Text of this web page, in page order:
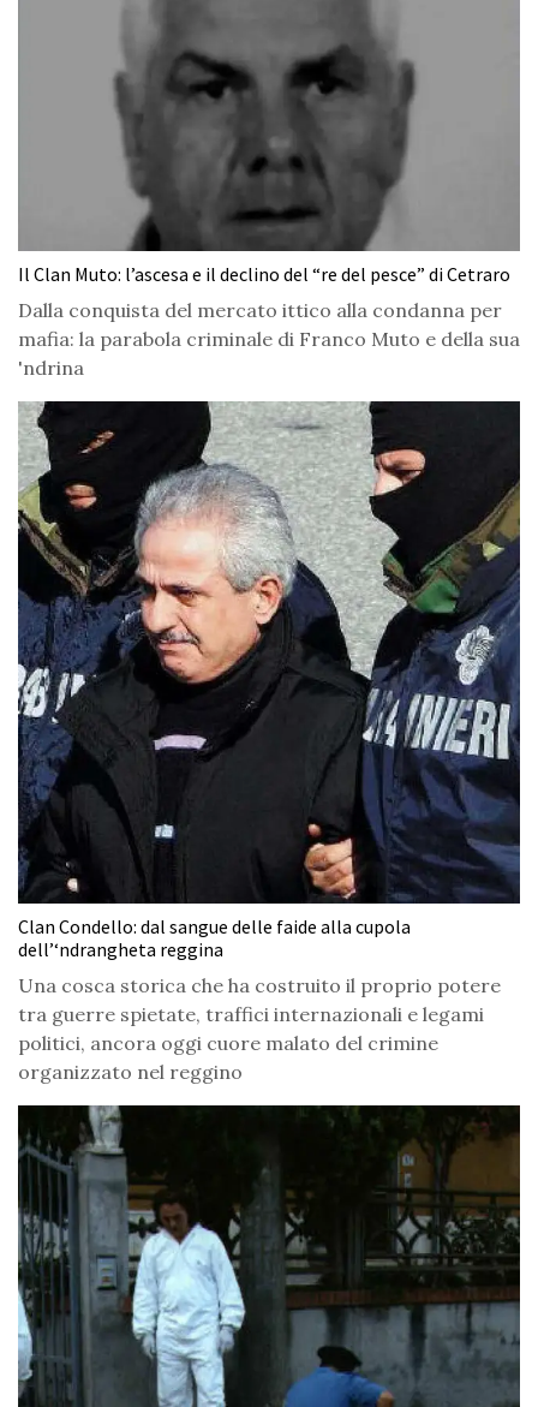
Il Clan Muto: l’ascesa e il declino del “re del pesce” di Cetraro
Dalla conquista del mercato ittico alla condanna per
mafia: la parabola criminale di Franco Muto e della sua
'ndrina
Clan Condello: dal sangue delle faide alla cupola
dell’‘ndrangheta reggina
Una cosca storica che ha costruito il proprio potere
tra guerre spietate, traffici internazionali e legami
politici, ancora oggi cuore malato del crimine
organizzato nel reggino